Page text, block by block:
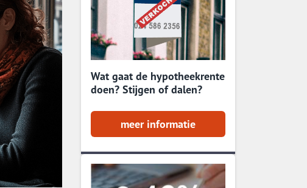
Wat gaat de hypotheekrente
doen? Stijgen of dalen?
meer informatie